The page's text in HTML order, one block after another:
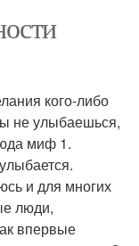
кого-либо
не улыбаешься,
миф 1.
и для многих
люди,
впервые